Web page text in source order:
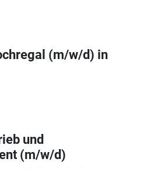
(m/w/d) in
und
(m/w/d)